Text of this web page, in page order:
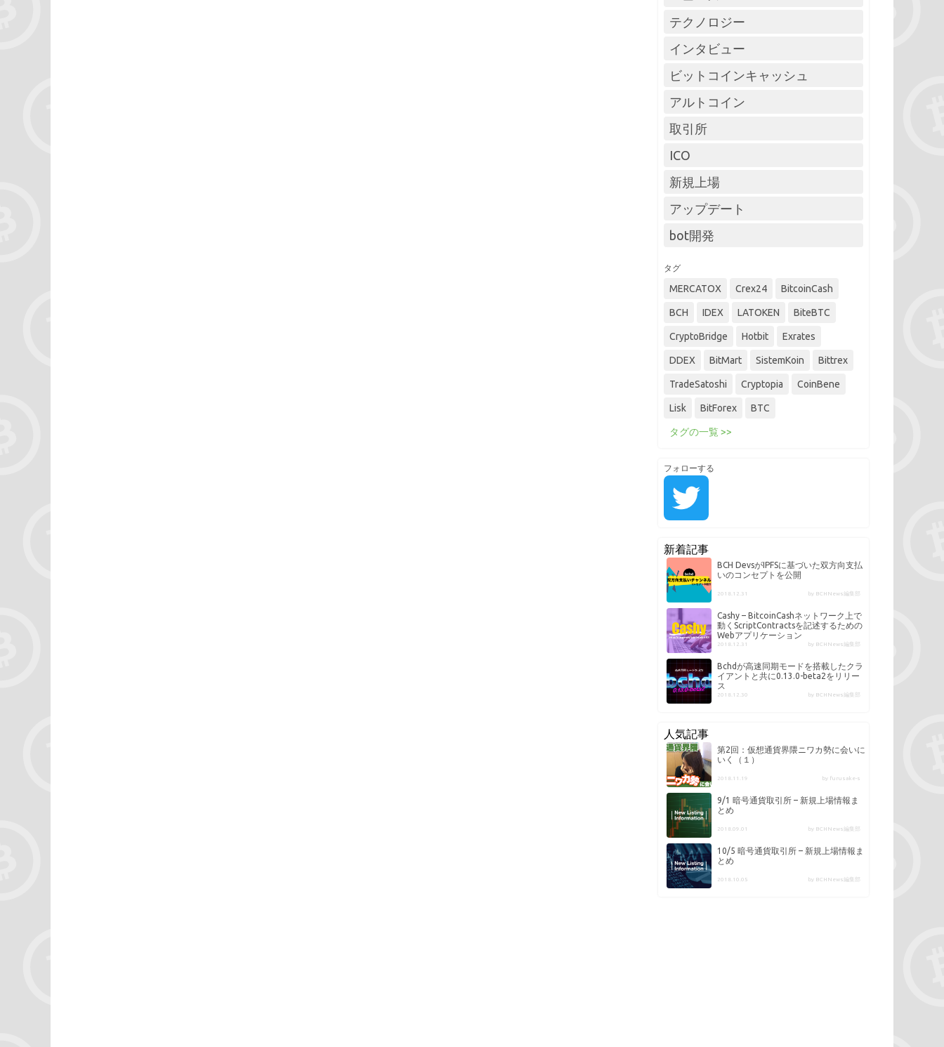
テクノロジー
インタビュー
ビットコインキャッシュ
アルトコイン
取引所
ICO
新規上場
アップデート
bot開発
タグ
MERCATOX Crex24 BitcoinCash
BCH IDEX LATOKEN BiteBTC
CryptoBridge Hotbit Exrates
DDEX BitMart SistemKoin Bittrex
TradeSatoshi Cryptopia CoinBene
Lisk BitForex BTC
タグの一覧 >>
フォローする
新着記事
BCH DevsがIPFSに基づいた双方向支払
いのコンセプトを公開
2018.12.31 by BCHNews編集部
Cashy – BitcoinCashネットワーク上で
動くScriptContractsを記述するための
Webアプリケーション
2018.12.31 by BCHNews編集部
Bchdが高速同期モードを搭載したクラ
イアントと共に0.13.0-beta2をリリー
ス
2018.12.30 by BCHNews編集部
人気記事
第2回：仮想通貨界隈ニワカ勢に会いに
いく（１）
2018.11.19 by furusake-s
9/1 暗号通貨取引所 – 新規上場情報ま
とめ
2018.09.01 by BCHNews編集部
10/5 暗号通貨取引所 – 新規上場情報ま
とめ
2018.10.05 by BCHNews編集部